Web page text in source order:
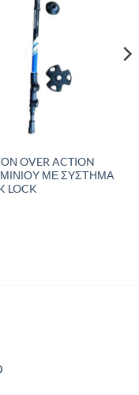
OVER ACTION
ΜΕ ΣΥΣΤΗΜΑ
LOCK